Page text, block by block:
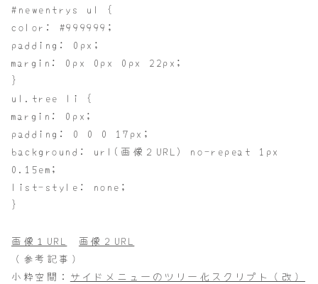
#newentrys ul {
color: #999999;
padding: 0px;
margin: 0px 0px 0px 22px;
}
ul.tree li {
margin: 0px;
padding: 0 0 0 17px;
background: url(画像２URL) no-repeat 1px
0.15em;
list-style: none;
}
画像１URL
画像２URL
（参考記事）
小粋空間： サイドメニューのツリー化スクリプト（改）